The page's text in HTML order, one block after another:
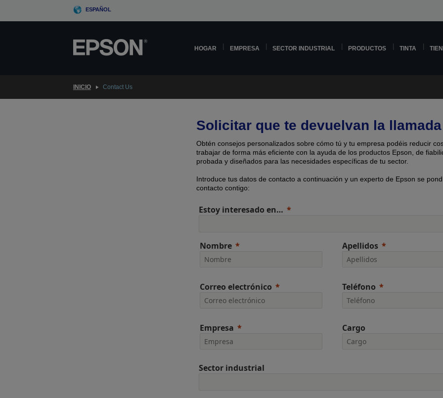
ESPAÑOL
HOGAR EMPRESA SECTOR INDUSTRIAL PRODUCTOS TINTA
INICIO Contact Us
Solicitar que te devuelvan la llamada
Obtén consejos personalizados sobre cómo tú y tu empresa podéis reducir
trabajar de forma más eficiente con la ayuda de los productos Epson, de
probada y diseñados para las necesidades específicas de tu sector.
Introduce tus datos de contacto a continuación y un experto de Epson se
contacto contigo:
Estoy interesado en…
Nombre Apellidos
Correo electrónico Teléfono
Empresa Cargo
Sector industrial